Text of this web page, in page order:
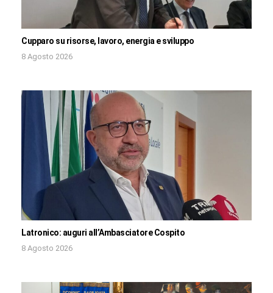
Cupparo su risorse, lavoro, energia e sviluppo
8 Agosto 2026
Latronico: auguri all’Ambasciatore Cospito
8 Agosto 2026